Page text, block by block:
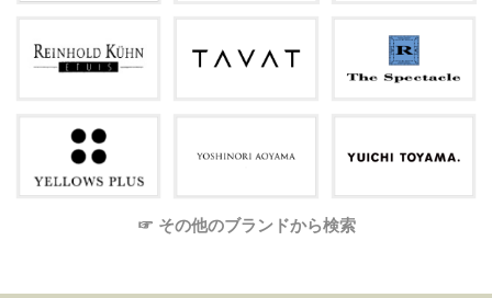
☞ その他のブランドから検索